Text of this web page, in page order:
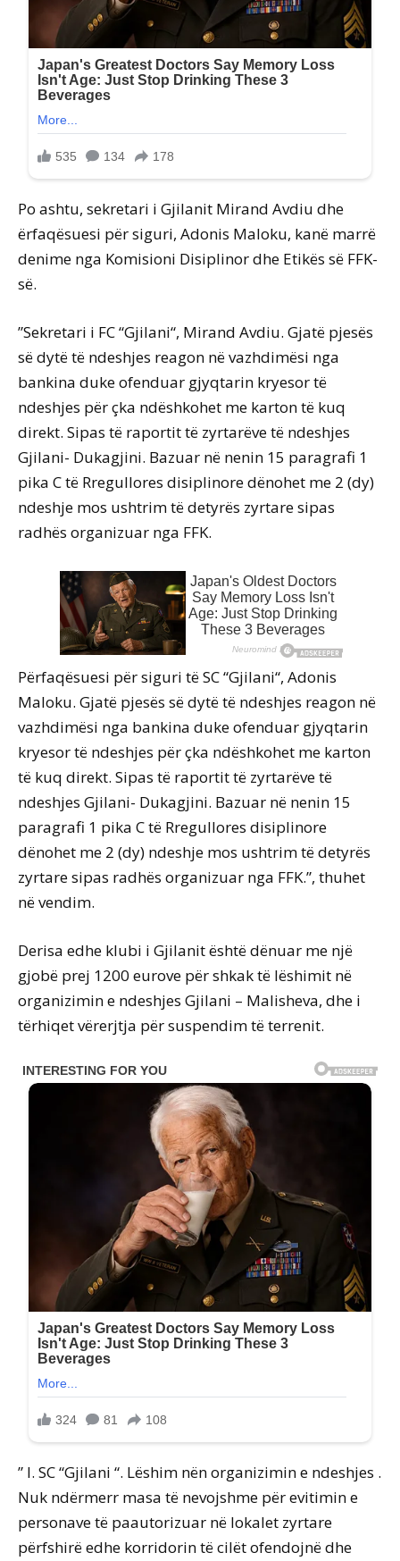
Po ashtu, sekretari i Gjilanit Mirand Avdiu dhe
ërfaqësuesi për siguri, Adonis Maloku, kanë marrë
denime nga Komisioni Disiplinor dhe Etikës së FFK-
së.
”Sekretari i FC “Gjilani“, Mirand Avdiu. Gjatë pjesës
së dytë të ndeshjes reagon në vazhdimësi nga
bankina duke ofenduar gjyqtarin kryesor të
ndeshjes për çka ndëshkohet me karton të kuq
direkt. Sipas të raportit të zyrtarëve të ndeshjes
Gjilani- Dukagjini. Bazuar në nenin 15 paragrafi 1
pika C të Rregullores disiplinore dënohet me 2 (dy)
ndeshje mos ushtrim të detyrës zyrtare sipas
radhës organizuar nga FFK.
Përfaqësuesi për siguri të SC “Gjilani“, Adonis
Maloku. Gjatë pjesës së dytë të ndeshjes reagon në
vazhdimësi nga bankina duke ofenduar gjyqtarin
kryesor të ndeshjes për çka ndëshkohet me karton
të kuq direkt. Sipas të raportit të zyrtarëve të
ndeshjes Gjilani- Dukagjini. Bazuar në nenin 15
paragrafi 1 pika C të Rregullores disiplinore
dënohet me 2 (dy) ndeshje mos ushtrim të detyrës
zyrtare sipas radhës organizuar nga FFK.”, thuhet
në vendim.
Derisa edhe klubi i Gjilanit është dënuar me një
gjobë prej 1200 eurove për shkak të lëshimit në
organizimin e ndeshjes Gjilani – Malisheva, dhe i
tërhiqet vërerjtja për suspendim të terrenit.
” I. SC “Gjilani “. Lëshim nën organizimin e ndeshjes .
Nuk ndërmerr masa të nevojshme për evitimin e
personave të paautorizuar në lokalet zyrtare
përfshirë edhe korridorin të cilët ofendojnë dhe